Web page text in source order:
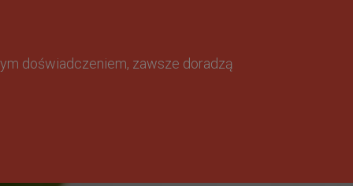
doświadczeniem, zawsze doradzą